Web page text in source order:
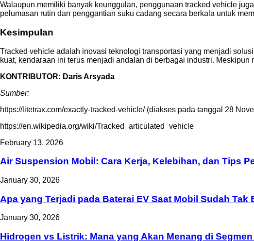
Walaupun memiliki banyak keunggulan, penggunaan tracked vehicle
pelumasan rutin dan penggantian suku cadang secara berkala untuk
Kesimpulan
Tracked vehicle adalah inovasi teknologi transportasi yang menjadi
kuat, kendaraan ini terus menjadi andalan di berbagai industri.
KONTRIBUTOR: Daris Arsyada
Sumber:
https://litetrax.com/exactly-tracked-vehicle/ (diakses pada tanggal 28
https://en.wikipedia.org/wiki/Tracked_articulated_vehicle
February 13, 2026
Air Suspension Mobil: Cara Kerja, Kelebihan, dan Tips
January 30, 2026
Apa yang Terjadi pada Baterai EV Saat Mobil Sudah Tak
January 30, 2026
Hidrogen vs Listrik: Mana yang Akan Menang di